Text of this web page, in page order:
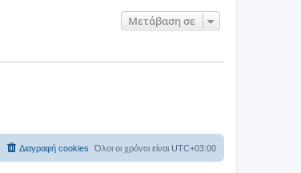
Μετάβαση σε
Όλοι οι χρόνοι είναι UTC+03:00
Διαγραφή cookies